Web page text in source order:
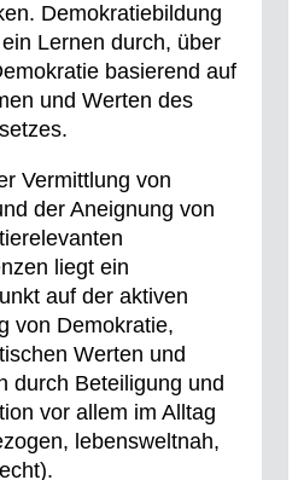
Demokratiebildung
Lernen durch, über
basierend auf
und Werten des
Vermittlung von
der Aneignung von
liegt ein
auf der aktiven
von Demokratie,
Werten und
durch Beteiligung und
vor allem im Alltag
lebensweltnah,